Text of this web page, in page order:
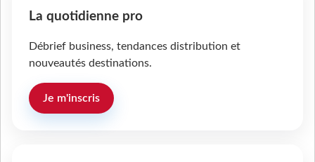
La quotidienne pro
Débrief business, tendances distribution et
nouveautés destinations.
Je m'inscris